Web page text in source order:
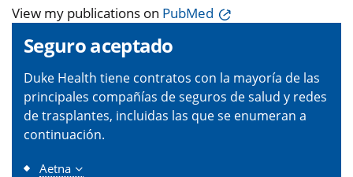
View my publications on PubMed
Seguro aceptado
Duke Health tiene contratos con la mayoría de las
principales compañías de seguros de salud y redes
de trasplantes, incluidas las que se enumeran a
continuación.
Aetna